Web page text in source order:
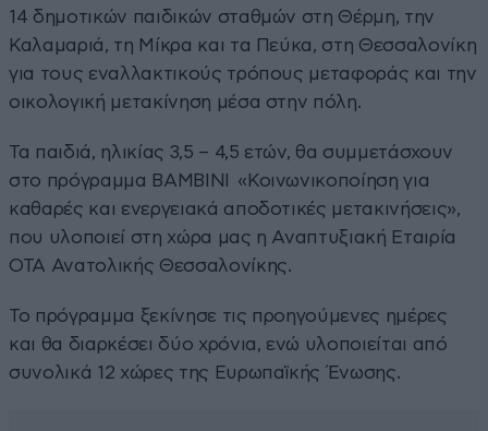
14 δημοτικών παιδικών σταθμών στη Θέρμη, την
Καλαμαριά, τη Μίκρα και τα Πεύκα, στη Θεσσαλονίκη
για τους εναλλακτικούς τρόπους μεταφοράς και την
οικολογική μετακίνηση μέσα στην πόλη.
Τα παιδιά, ηλικίας 3,5 – 4,5 ετών, θα συμμετάσχουν
στο πρόγραμμα BAMBINI «Κοινωνικοποίηση για
καθαρές και ενεργειακά αποδοτικές μετακινήσεις»,
που υλοποιεί στη χώρα μας η Αναπτυξιακή Εταιρία
ΟΤΑ Ανατολικής Θεσσαλονίκης.
Το πρόγραμμα ξεκίνησε τις προηγούμενες ημέρες
και θα διαρκέσει δύο χρόνια, ενώ υλοποιείται από
συνολικά 12 χώρες της Ευρωπαϊκής Ένωσης.